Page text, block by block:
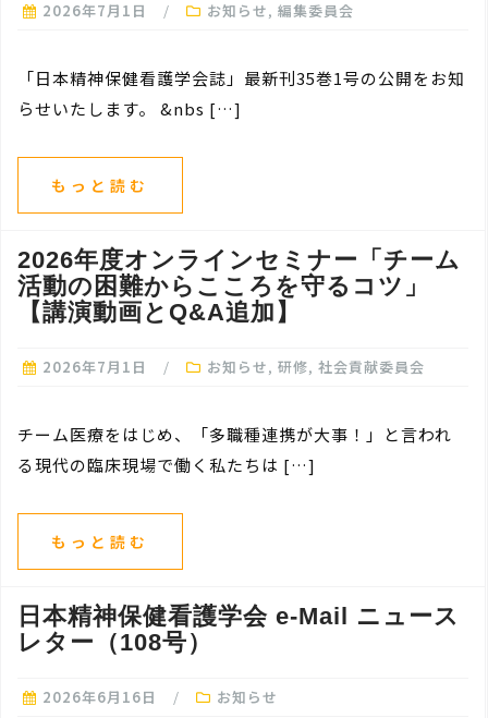
2026年7月1日 お知らせ, 編集委員会
「日本精神保健看護学会誌」最新刊35巻1号の公開をお知
らせいたします。 &nbs […]
もっと読む
2026年度オンラインセミナー「チーム
活動の困難からこころを守るコツ」
【講演動画とQ&A追加】
2026年7月1日 お知らせ, 研修, 社会貢献委員会
チーム医療をはじめ、「多職種連携が大事！」と言われ
る現代の臨床現場で働く私たちは […]
もっと読む
日本精神保健看護学会 e-Mail ニュース
レター（108号）
2026年6月16日 お知らせ